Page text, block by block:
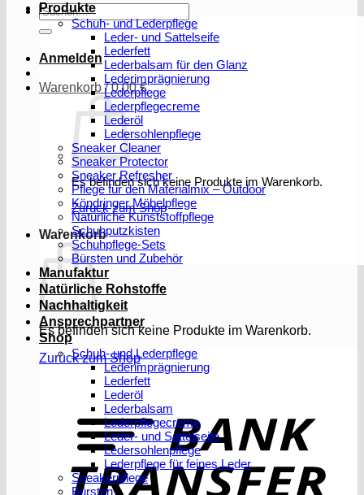
Suchen
nach:
Anmelden
Warenkorb /0,00€
Es befinden sich keine Produkte im Warenkorb.
Zurück zum Shop
Warenkorb
Es befinden sich keine Produkte im Warenkorb.
Zurück zum Shop
Produkte
Schuh- und Lederpflege
Leder- und Sattelseife
Lederfett
Lederbalsam für den Glanz
Lederimprägnierung
Lederpflege
Lederpflegecreme
Lederöl
Ledersohlenpflege
Sneaker Cleaner
Sneaker Protector
Sneaker Refresher
Pflege für den Materialmix – Outdoor
Köndringer Möbelpflege
Natürliche Kunststoffpflege
Schuhputzkisten
Schuhpflege-Sets
Bürsten und Zubehör
Manufaktur
Natürliche Rohstoffe
Nachhaltigkeit
Ansprechpartner
Shop
Schuh- und Lederpflege
Lederimprägnierung
Lederfett
Lederöl
Lederbalsam
Lederpflegecreme
Leder- und Sattelseife
Ledersohlenpflege
Lederpflege für feines Leder
Sneakerpflege
Bürsten